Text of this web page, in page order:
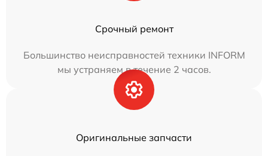
Срочный ремонт
Большинство неисправностей техники INFORM
мы устраняем в течение 2 часов.
Оригинальные запчасти